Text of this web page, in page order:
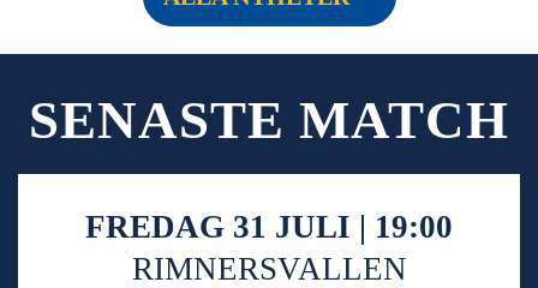
SENASTE MATCH
FREDAG 31 JULI | 19:00
RIMNERSVALLEN